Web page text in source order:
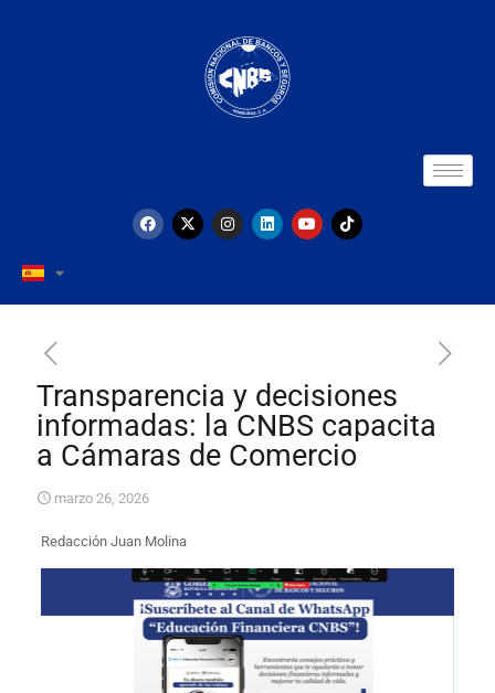
Transparencia y decisiones
informadas: la CNBS capacita
a Cámaras de Comercio
marzo 26, 2026
Redacción Juan Molina